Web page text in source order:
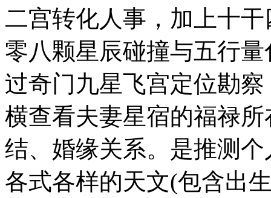
二宫转化人事，加上十
零八颗星辰碰撞与五行
过奇门九星飞宫定位勘
横查看夫妻星宿的福禄
结、婚缘关系。是推测
各式各样的天文(包含出